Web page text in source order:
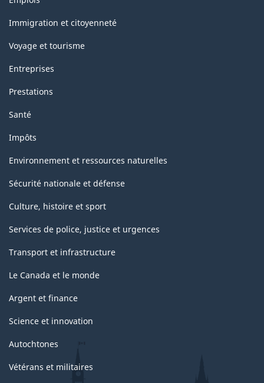
sujets
Immigration et citoyenneté
Voyage et tourisme
Entreprises
Prestations
Santé
Impôts
Environnement et ressources naturelles
Sécurité nationale et défense
Culture, histoire et sport
Services de police, justice et urgences
Transport et infrastructure
Le Canada et le monde
Argent et finance
Science et innovation
Autochtones
Vétérans et militaires